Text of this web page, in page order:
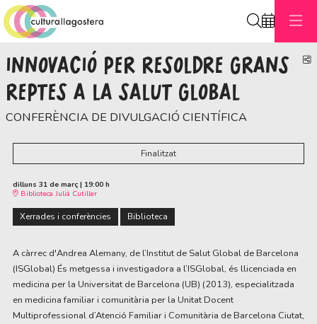
INNOVACIÓ PER RESOLDRE GRANS
REPTES A LA SALUT GLOBAL
CONFERÈNCIA DE DIVULGACIÓ CIENTÍFICA
Finalitzat
dilluns 31 de març | 19:00 h
Biblioteca Julià Cutiller
Xerrades i conferències Biblioteca
A càrrec d'Andrea Alemany, de l’Institut de Salut Global de Barcelona
(ISGlobal) És metgessa i investigadora a l’ISGlobal, és llicenciada en
medicina per la Universitat de Barcelona (UB) (2013), especialitzada
en medicina familiar i comunitària per la Unitat Docent
Multiprofessional d’Atenció Familiar i Comunitària de Barcelona Ciutat,